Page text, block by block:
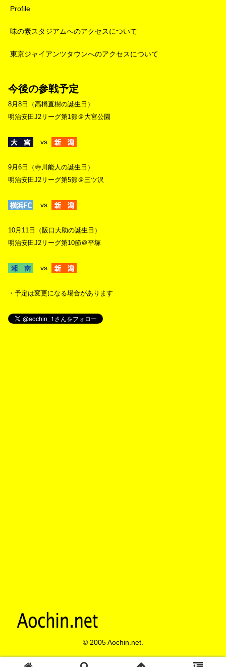
Profile
味の素スタジアムへのアクセスについて
東京ジャイアンツタウンへのアクセスについて
今後の参戦予定
8月8日（高橋直樹の誕生日）
明治安田J2リーグ第1節＠大宮公園
vs
9月6日（寺川能人の誕生日）
明治安田J2リーグ第5節＠三ツ沢
vs
10月11日（阪口大助の誕生日）
明治安田J2リーグ第10節＠平塚
vs
・予定は変更になる場合があります
© 2005 Aochin.net.